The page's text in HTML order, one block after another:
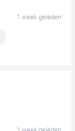
1 week geleden